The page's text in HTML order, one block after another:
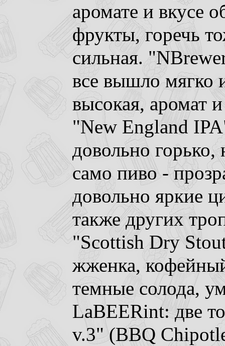
аромате и вкусе
фрукты, горечь
сильная.
все вышло мягко
высокая, аромат
"New England
довольно горько,
само пиво -
довольно яркие
также других
"Scottish Dry
жженка,
темные солода,
LaBEERint: две
v.3" (BBQ